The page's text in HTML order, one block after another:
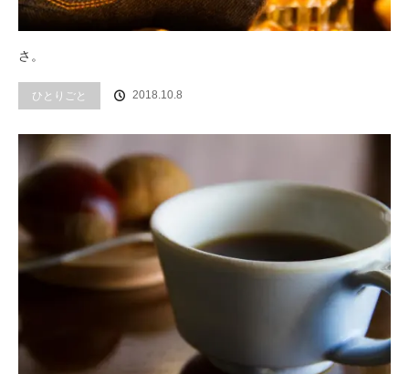
さ。
ひとりごと 2018.10.8